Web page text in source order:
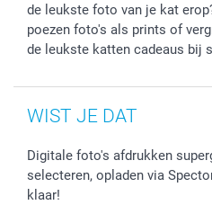
de leukste foto van je kat
poezen foto's als prints of
de leukste katten cadeaus bij
WIST JE DAT
Digitale foto's afdrukken
selecteren, opladen via
klaar!